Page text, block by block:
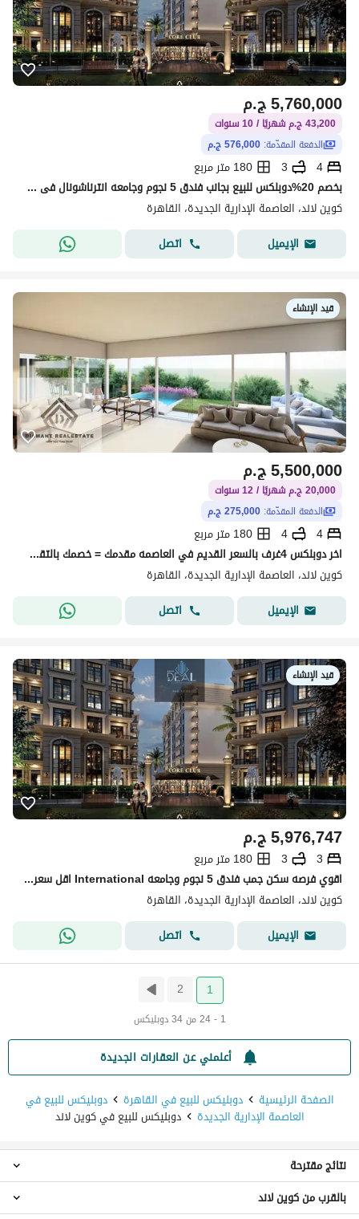
ج.م5,760,000
43,200 ج.م شهريًا / 10 سنوات
الدفعة المقدّمة: 576,000 ج.م
4
3
180 متر مربع
بخصم 20%دوبلكس للبيع بجانب فندق 5 نجوم وجامعه انترناشونال فى منطقه ال R8 ب العاصمه الاداريه الجديده
كوين لاند، العاصمة الإدارية الجديدة، القاهرة
الإيميل
اتصل
قيد الإنشاء
ج.م5,500,000
20,000 ج.م شهريًا / 12 سنوات
الدفعة المقدّمة: 275,000 ج.م
4
4
180 متر مربع
اخر دوبلكس 4غرف بالسعر القديم في العاصمه مقدمك = خصمك بالتقسيط علي 12سنه بجوار الجامعه البريطانيه وخطوات من اكبر منطقه خدمات بالR8
كوين لاند، العاصمة الإدارية الجديدة، القاهرة
الإيميل
اتصل
قيد الإنشاء
ج.م5,976,747
3
3
180 متر مربع
اقوي فرصه سكن جمب فندق 5 نجوم وجامعه International اقل سعر واحسن لوكيشن في ال r8
كوين لاند، العاصمة الإدارية الجديدة، القاهرة
الإيميل
اتصل
1
2
1 - 24 من 34 دوبليكس
أعلمني عن العقارات الجديدة
الصفحة الرئيسية
دوبليكس للبيع في القاهرة دوبليكس للبيع في
العاصمة الإدارية الجديدة دوبليكس للبيع في كوين لاند
دوبليكس 3 غرف نوم للبيع في كوين لاند
نتائج مقترحة
بالقرب من كوين لاند